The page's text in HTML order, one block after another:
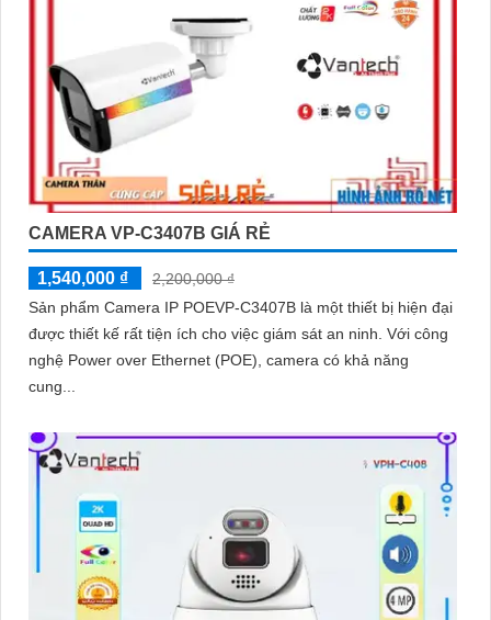
CAMERA VP-C3407B GIÁ RẺ
1,540,000 ₫
2,200,000 ₫
Sản phẩm Camera IP POEVP-C3407B là một thiết bị hiện đại
được thiết kế rất tiện ích cho việc giám sát an ninh. Với công
nghệ Power over Ethernet (POE), camera có khả năng
cung...